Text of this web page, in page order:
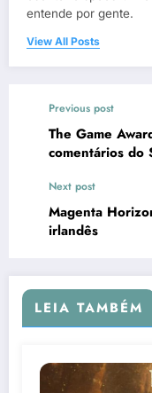
entende por gente.
View All Posts
Previous post
The Game
comentários do
Next post
Magenta
irlandês
LEIA TAMBÉM